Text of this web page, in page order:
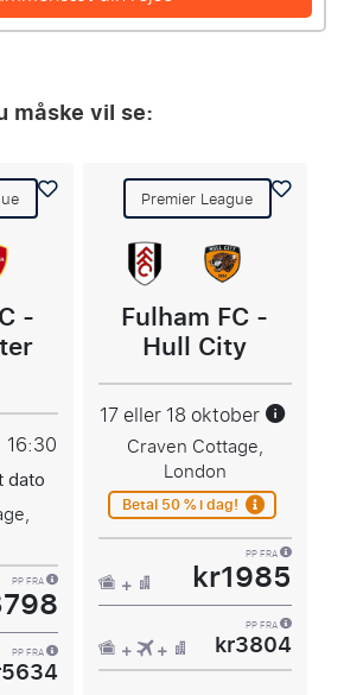
måske vil se:
-
16:30
PP FRA
PP FRA
Premier League
Fulham FC -
Hull City
17 eller 18 oktober
Craven Cottage,
London
Betal 50 % i dag!
PP FRA
kr1985
PP FRA
kr3804